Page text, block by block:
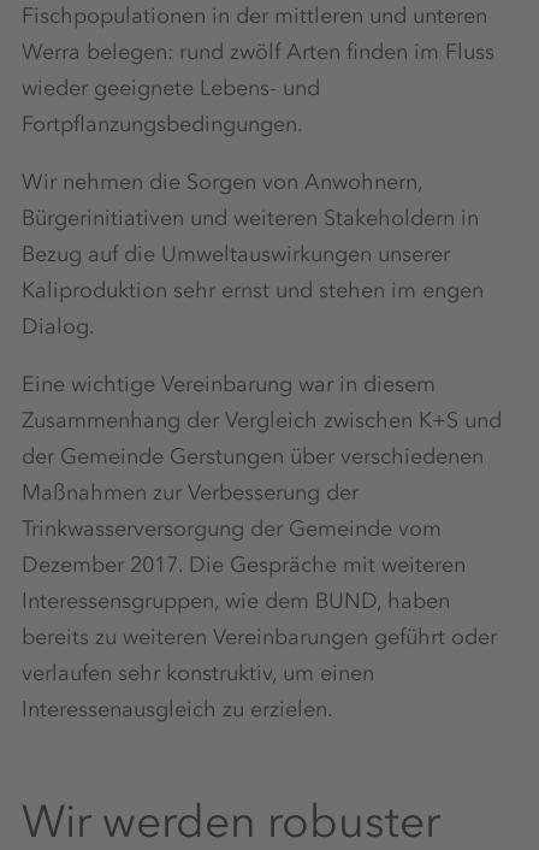
Fischpopulationen in der mittleren und unteren
Werra belegen: rund zwölf Arten finden im Fluss
wieder geeignete Lebens- und
Fortpflanzungsbedingungen.
Wir nehmen die Sorgen von Anwohnern,
Bürgerinitiativen und weiteren Stakeholdern in
Bezug auf die Umweltauswirkungen unserer
Kaliproduktion sehr ernst und stehen im engen
Dialog.
Eine wichtige Vereinbarung war in diesem
Zusammenhang der Vergleich zwischen K+S und
der Gemeinde Gerstungen über verschiedenen
Maßnahmen zur Verbesserung der
Trinkwasserversorgung der Gemeinde vom
Dezember 2017. Die Gespräche mit weiteren
Interessensgruppen, wie dem BUND, haben
bereits zu weiteren Vereinbarungen geführt oder
verlaufen sehr konstruktiv, um einen
Interessenausgleich zu erzielen.
Wir werden robuster